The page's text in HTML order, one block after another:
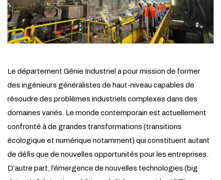
Le département Génie Industriel a pour mission de former
des ingénieurs généralistes de haut-niveau capables de
résoudre des problèmes industriels complexes dans des
domaines variés. Le monde contemporain est actuellement
confronté à de grandes transformations (transitions
écologique et numérique notamment) qui constituent autant
de défis que de nouvelles opportunités pour les entreprises.
D’autre part, l’émergence de nouvelles technologies (big